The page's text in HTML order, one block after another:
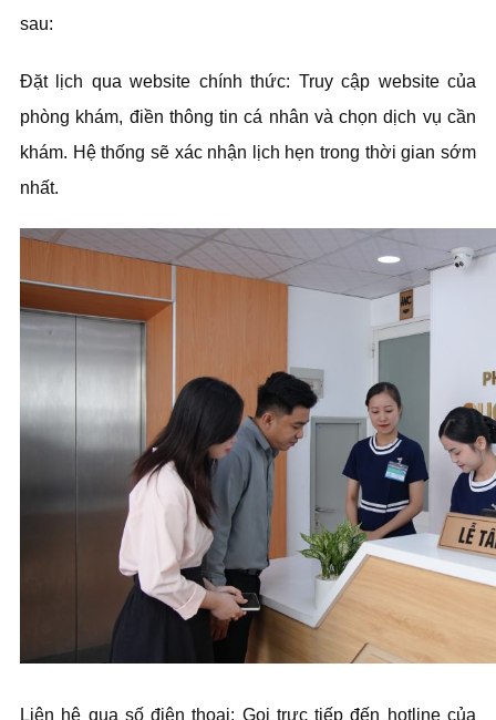
sau:
Đặt lịch qua website chính thức: Truy cập website của
phòng khám, điền thông tin cá nhân và chọn dịch vụ cần
khám. Hệ thống sẽ xác nhận lịch hẹn trong thời gian sớm
nhất.
Liên hệ qua số điện thoại: Gọi trực tiếp đến hotline của